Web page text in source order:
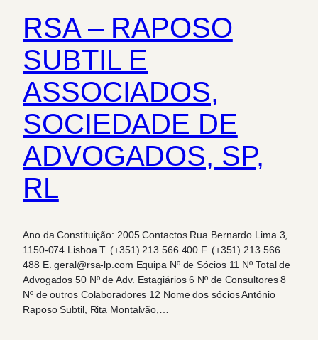
RSA – RAPOSO
SUBTIL E
ASSOCIADOS,
SOCIEDADE DE
ADVOGADOS, SP,
RL
Ano da Constituição: 2005 Contactos Rua Bernardo Lima 3,
1150-074 Lisboa T. (+351) 213 566 400 F. (+351) 213 566
488 E. geral@rsa-lp.com Equipa Nº de Sócios 11 Nº Total de
Advogados 50 Nº de Adv. Estagiários 6 Nº de Consultores 8
Nº de outros Colaboradores 12 Nome dos sócios António
Raposo Subtil, Rita Montalvão,…